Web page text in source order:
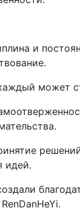
и
может
идей.